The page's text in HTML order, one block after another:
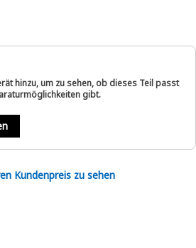
hinzu, um zu sehen, ob dieses Teil passt
gibt.
Kundenpreis zu sehen